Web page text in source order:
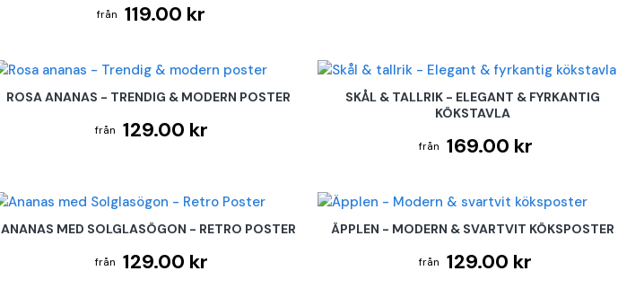
119.00 kr
ROSA ANANAS - TRENDIG & MODERN POSTER
129.00 kr
SKÅL & TALLRIK - ELEGANT & FYRKANTIG
KÖKSTAVLA
169.00 kr
ANANAS MED SOLGLASÖGON - RETRO POSTER
129.00 kr
ÄPPLEN - MODERN & SVARTVIT KÖKSPOSTER
129.00 kr